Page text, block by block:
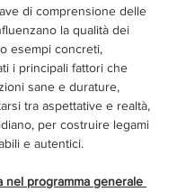
di comprensione delle
la qualità dei
esempi concreti,
i principali fattori che
sane e durature,
tra aspettative e realtà,
per costruire legami
e autentici.
nel programma generale